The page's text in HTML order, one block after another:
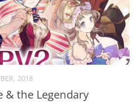
2018
& the Legendary